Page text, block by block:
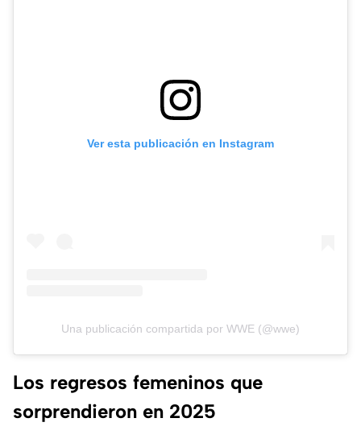
Ver esta publicación en Instagram
Una publicación compartida por WWE (@wwe)
Los regresos femeninos que
sorprendieron en 2025